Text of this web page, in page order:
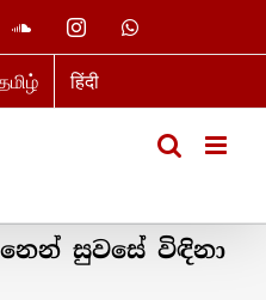
SoundCloud
InstagramWhatsApp
हिंदी
සුවසේ විඳිනා